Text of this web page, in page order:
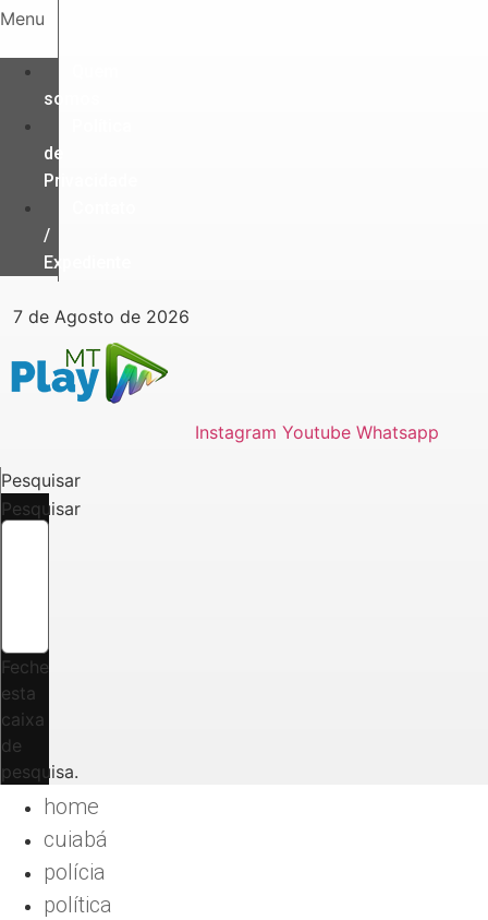
Ir
o
conteúdo
Menu
somos
de
Privacidade
/
Expediente
7 de Agosto de 2026
Instagram Youtube Whatsapp
Pesquisar
Pesquisar
Feche
esta
caixa
de
pesquisa.
home
cuiabá
polícia
política